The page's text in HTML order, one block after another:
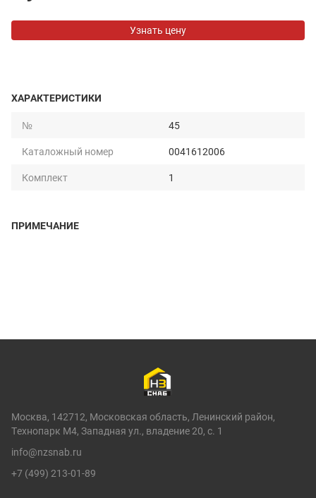
Узнать цену
ХАРАКТЕРИСТИКИ
№
45
Каталожный номер
0041612006
Комплект
1
ПРИМЕЧАНИЕ
Москва, 142712, Московская область, Ленинский район,
Технопарк М4, Западная ул., владение 20, с. 1
info@nzsnab.ru
+7 (499) 213-01-89